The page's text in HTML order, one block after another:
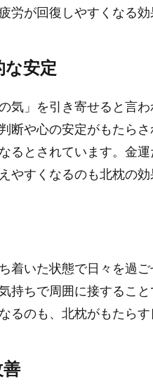
労が回復しやすくなる効
な安定
気」を引き寄せると言
断や心の安定がもたら
るとされています。金
やすくなるのも北枕の効
着いた状態で日々を過
持ちで周囲に接するこ
るのも、北枕がもたらす